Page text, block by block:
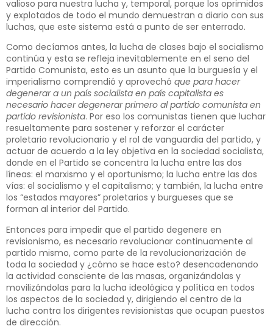
valioso para nuestra lucha y, temporal, porque los oprimidos
y explotados de todo el mundo demuestran a diario con sus
luchas, que este sistema está a punto de ser enterrado.
Como decíamos antes, la lucha de clases bajo el socialismo
continúa y esta se refleja inevitablemente en el seno del
Partido Comunista, esto es un asunto que la burguesía y el
imperialismo comprendió y aprovechó que para hacer
degenerar a un país socialista en país capitalista es
necesario hacer degenerar primero al partido comunista en
partido revisionista. Por eso los comunistas tienen que luchar
resueltamente para sostener y reforzar el carácter
proletario revolucionario y el rol de vanguardia del partido, y
actuar de acuerdo a la ley objetiva en la sociedad socialista,
donde en el Partido se concentra la lucha entre las dos
líneas: el marxismo y el oportunismo; la lucha entre las dos
vías: el socialismo y el capitalismo; y también, la lucha entre
los “estados mayores” proletarios y burgueses que se
forman al interior del Partido.
Entonces para impedir que el partido degenere en
revisionismo, es necesario revolucionar continuamente al
partido mismo, como parte de la revolucionarización de
toda la sociedad y ¿cómo se hace esto? desencadenando
la actividad consciente de las masas, organizándolas y
movilizándolas para la lucha ideológica y política en todos
los aspectos de la sociedad y, dirigiendo el centro de la
lucha contra los dirigentes revisionistas que ocupan puestos
de dirección.